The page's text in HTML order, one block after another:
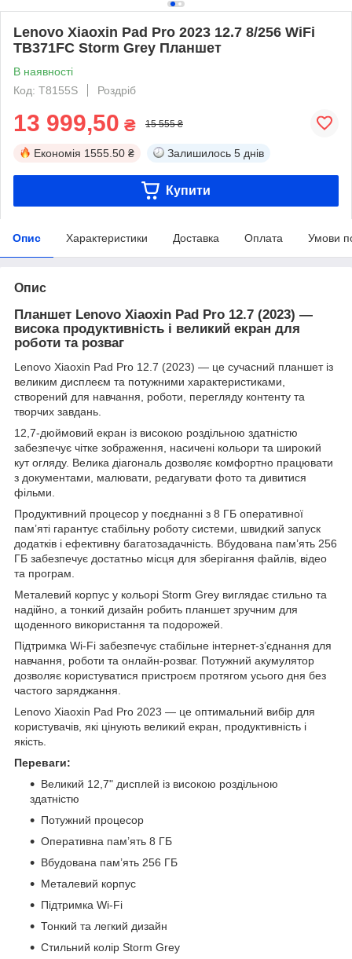
Lenovo Xiaoxin Pad Pro 2023 12.7 8/256 WiFi
TB371FC Storm Grey Планшет
В наявності
Код: T8155S
Роздріб
13 999,50 ₴ 15 555 ₴
Економія 1555.50 ₴ Залишилось 5 днів
Купити
Опис Характеристики Доставка Оплата Умови
Опис
Планшет Lenovo Xiaoxin Pad Pro 12.7 (2023) —
висока продуктивність і великий екран для
роботи та розваг
Lenovo Xiaoxin Pad Pro 12.7 (2023) — це сучасний планшет із
великим дисплеєм та потужними характеристиками,
створений для навчання, роботи, перегляду контенту та
творчих завдань.
12,7-дюймовий екран із високою роздільною здатністю
забезпечує чітке зображення, насичені кольори та широкий
кут огляду. Велика діагональ дозволяє комфортно працювати
з документами, малювати, редагувати фото та дивитися
фільми.
Продуктивний процесор у поєднанні з 8 ГБ оперативної
пам’яті гарантує стабільну роботу системи, швидкий запуск
додатків і ефективну багатозадачність. Вбудована пам’ять 256
ГБ забезпечує достатньо місця для зберігання файлів, відео
та програм.
Металевий корпус у кольорі Storm Grey виглядає стильно та
надійно, а тонкий дизайн робить планшет зручним для
щоденного використання та подорожей.
Підтримка Wi-Fi забезпечує стабільне інтернет-з’єднання для
навчання, роботи та онлайн-розваг. Потужний акумулятор
дозволяє користуватися пристроєм протягом усього дня без
частого заряджання.
Lenovo Xiaoxin Pad Pro 2023 — це оптимальний вибір для
користувачів, які цінують великий екран, продуктивність і
якість.
Переваги:
Великий 12,7" дисплей із високою роздільною
здатністю
Потужний процесор
Оперативна пам’ять 8 ГБ
Вбудована пам’ять 256 ГБ
Металевий корпус
Підтримка Wi-Fi
Тонкий та легкий дизайн
Стильний колір Storm Grey